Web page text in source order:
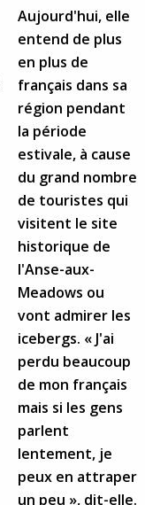
Aujourd'hui, elle
entend de plus
en plus de
français dans sa
région pendant
la période
estivale, à cause
du grand nombre
de touristes qui
visitent le site
historique de
l'Anse-aux-
Meadows ou
vont admirer les
icebergs. « J'ai
perdu beaucoup
de mon français
mais si les gens
parlent
lentement, je
peux en attraper
un peu », dit-elle.